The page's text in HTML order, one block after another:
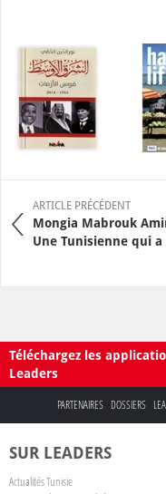
ARTICLE PRÉCÉDENT
Mongia Mabrouk
Une Tunisienne qui a
Téléchargez les
Leaders
PARTENAIRES DOSSIERS
SUR LEADERS
Actualités Tunisie